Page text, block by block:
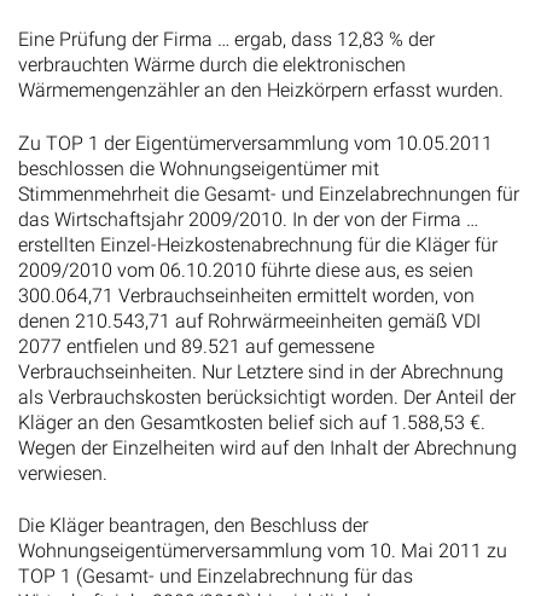
Eine Prüfung der Firma … ergab, dass 12,83 % der
verbrauchten Wärme durch die elektronischen
Wärmemengenzähler an den Heizkörpern erfasst wurden.
Zu TOP 1 der Eigentümerversammlung vom 10.05.2011
beschlossen die Wohnungseigentümer mit
Stimmenmehrheit die Gesamt- und Einzelabrechnungen für
das Wirtschaftsjahr 2009/2010. In der von der Firma …
erstellten Einzel-Heizkostenabrechnung für die Kläger für
2009/2010 vom 06.10.2010 führte diese aus, es seien
300.064,71 Verbrauchseinheiten ermittelt worden, von
denen 210.543,71 auf Rohrwärmeeinheiten gemäß VDI
2077 entfielen und 89.521 auf gemessene
Verbrauchseinheiten. Nur Letztere sind in der Abrechnung
als Verbrauchskosten berücksichtigt worden. Der Anteil der
Kläger an den Gesamtkosten belief sich auf 1.588,53 €.
Wegen der Einzelheiten wird auf den Inhalt der Abrechnung
verwiesen.
Die Kläger beantragen, den Beschluss der
Wohnungseigentümerversammlung vom 10. Mai 2011 zu
TOP 1 (Gesamt- und Einzelabrechnung für das